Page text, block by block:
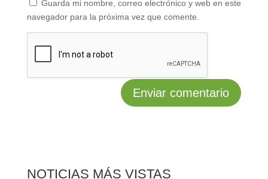
Guarda mi nombre, correo electrónico y web en este
navegador para la próxima vez que comente.
NOTICIAS MÁS VISTAS